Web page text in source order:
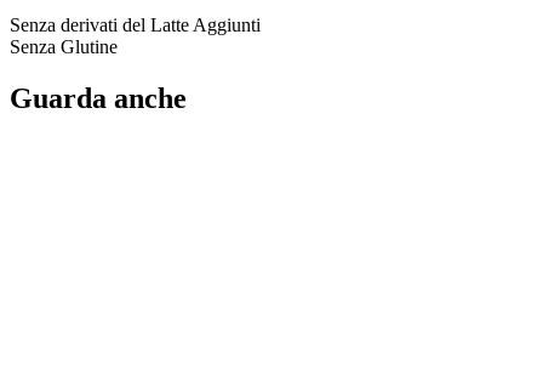
Senza derivati del Latte Aggiunti
Senza Glutine
Guarda anche